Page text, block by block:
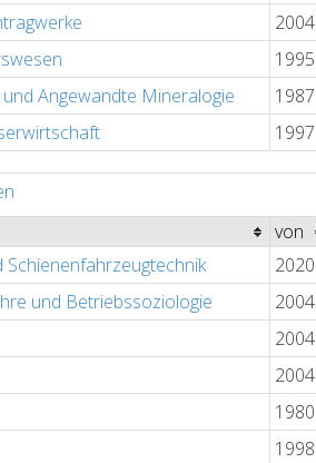
2004
1995
Angewandte Mineralogie 1987
1997
von
Schienenfahrzeugtechnik 2020
und Betriebssoziologie 2004
2004
2004
1980
1998